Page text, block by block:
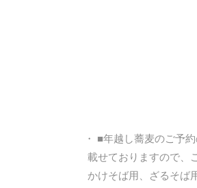
・ ■年越し蕎麦のご予
載せておりますので
かけそば用、ざるそ